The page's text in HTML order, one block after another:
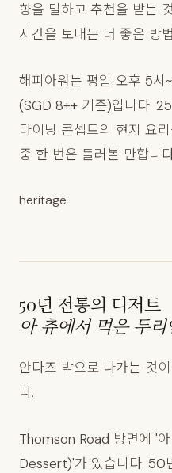
향을 말하고 추천을 받는
시간을 보내는 더 좋은 방
해피아워는 평일 오후 5시
(SGD 8++ 기준)입니다.
다이닝 콘셉트의 현지 요
중 한 번은 들러볼 만합니
heritage
50년 전통의 디저트
아 츄에서 먹은 두
안다즈 밖으로 나가는 것
다.
Thomson Road 방면에 '
Dessert)'가 있습니다. 50